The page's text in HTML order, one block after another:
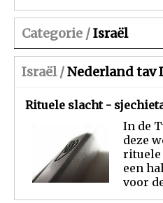
Categorie /Israël
Israël /Nederland tav
Rituele slacht -
In de
deze
rituele
een
voor